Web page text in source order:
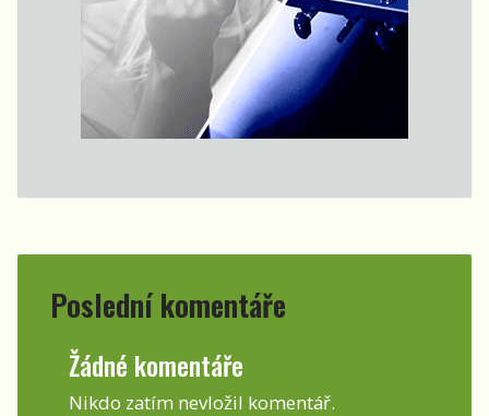
Poslední komentáře
Žádné komentáře
Nikdo zatím nevložil komentář.